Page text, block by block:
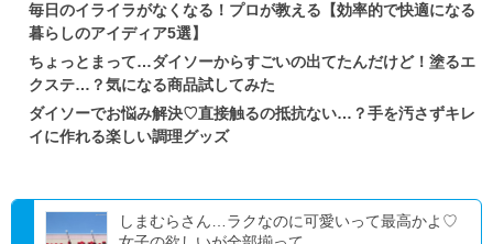
毎日のイライラがなくなる！プロが教える【効率的で快適になる
暮らしのアイディア5選】
ちょっとまって…ダイソーからすごいの出てたんだけど！塗るエ
クステ…？気になる商品試してみた
ダイソーでお悩み解決♡直接触るの抵抗ない…？手を汚さずキレ
イに作れる楽しい調理グッズ
しまむらさん…ラクなのに可愛いって最高かよ♡